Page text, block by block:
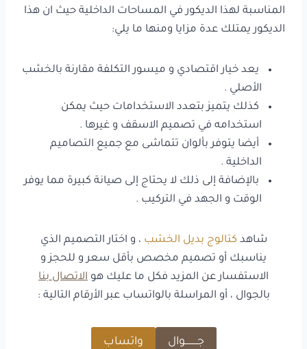
المناسبة لهذا الديكور في المساحات الداخلية حيث ان هذا
الديكور يمتلك عدة مزايا ومنها ما يلي:
يعد خيار اقتصادي و ميسور التكلفة مقارنة بالخشب
الأصلي .
كذلك يتميز بتعدد الاستخدامات حيث يمكن
استخدامه في تصميم الاسقف و غيرها .
أيضا يتوفر بألوان تتماشى مع جميع التصاميم
الداخلية .
بالإضافة إلى ذلك لا يحتاج إلى صيانة كبيرة مما يوفر
الوقت و الجهد في التركيب .
شاهد كتالوج بديل الخشب ، و اختار التصميم الذي
يناسبك أو تصميم مخصص بأقل سعر و للحجز و
الاستفسار عن المزيد فكل ما عليك هو الاتصال بنا
بالجوال ، أو المراسلة بالواتساب عبر الأرقام التالية :
جـــــــــوال واتساب